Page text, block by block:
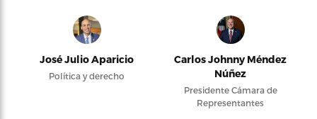
José Julio Aparicio
Política y derecho
Carlos Johnny Méndez
Núñez
Presidente Cámara de
Representantes